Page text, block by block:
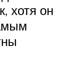
хотя он